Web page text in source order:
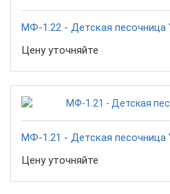
МФ-1.22 - Детская песочница
Цену уточняйте
МФ-1.21 - Детская песочница
Цену уточняйте